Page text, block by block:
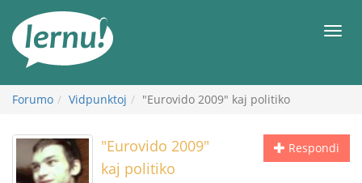
enhavo
Forumo Vidpunktoj "Eurovido 2009" kaj politiko
Respondi
"Eurovido 2009"
kaj politiko